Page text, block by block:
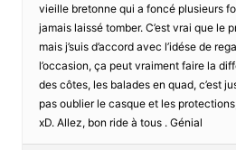
vieille bretonne qui a foncé plusieurs
jamais laissé tomber. C’est vrai que le
mais j’suis d’accord avec l’idése de
l’occasion, ça peut vraiment faire la
des côtes, les balades en quad, c’est
pas oublier le casque et les
xD. Allez, bon ride à tous . Génial